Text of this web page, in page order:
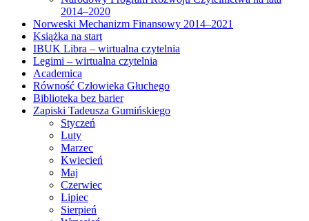
2014–2020
Norweski Mechanizm Finansowy 2014–2021
Książka na start
IBUK Libra – wirtualna czytelnia
Legimi – wirtualna czytelnia
Academica
Równość Człowieka Głuchego
Biblioteka bez barier
Zapiski Tadeusza Gumińskiego
Styczeń
Luty
Marzec
Kwiecień
Maj
Czerwiec
Lipiec
Sierpień